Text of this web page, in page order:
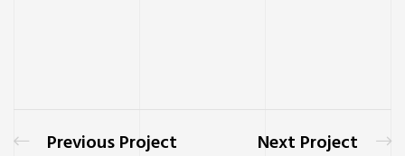
Previous Project Next Project